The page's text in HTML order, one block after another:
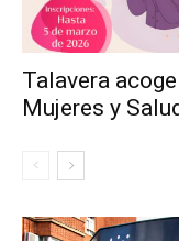
Talavera
Mujeres y